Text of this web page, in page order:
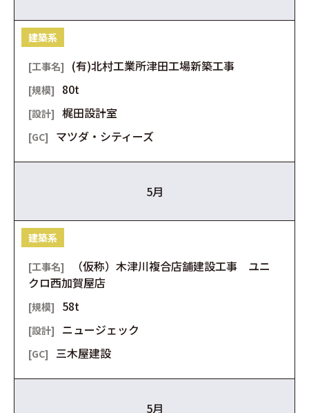
建築系
(有)北村工業所津田工場新築工事
80t
梶田設計室
マツダ・シティーズ
5月
建築系
（仮称）木津川複合店舗建設工事 ユニ
クロ西加賀屋店
58t
ニュージェック
三木屋建設
5月